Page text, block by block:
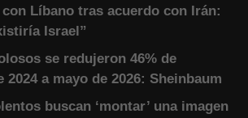
Líbano tras acuerdo con Irán:
Israel”
se redujeron 46% de
2024 a mayo de 2026: Sheinbaum
buscan ‘montar’ una imagen